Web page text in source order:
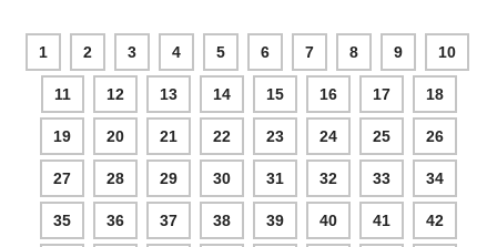
1 2 3 4 5 6 7 8 9 10
11 12 13 14 15 16 17 18
19 20 21 22 23 24 25 26
27 28 29 30 31 32 33 34
35 36 37 38 39 40 41 42